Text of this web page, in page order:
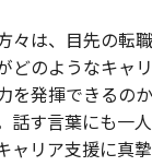
々は、目先の転
どのようなキャ
を発揮できるの
話す言葉にも一
ャリア支援に真